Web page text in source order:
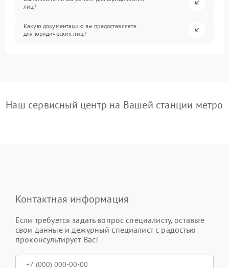
лиц?
Какую документацию вы предоставляете
для юридических лиц?
Наш сервисный центр на Вашей станции метро
Контактная информация
Если требуется задать вопрос специалисту, оставьте
свои данные и дежурный специалист с радостью
проконсультирует Вас!